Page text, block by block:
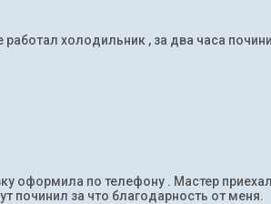
работал холодильник , за два часа
оформила по телефону . Мастер
починил за что благодарность от меня.